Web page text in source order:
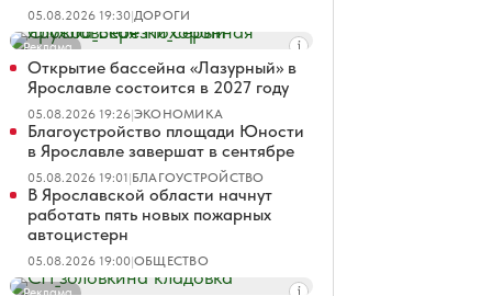
05.08.2026 19:30|ДОРОГИ
Реклама
Открытие бассейна «Лазурный» в
Ярославле состоится в 2027 году
05.08.2026 19:26|ЭКОНОМИКА
Благоустройство площади Юности
в Ярославле завершат в сентябре
05.08.2026 19:01|БЛАГОУСТРОЙСТВО
В Ярославской области начнут
работать пять новых пожарных
автоцистерн
05.08.2026 19:00|ОБЩЕСТВО
Реклама